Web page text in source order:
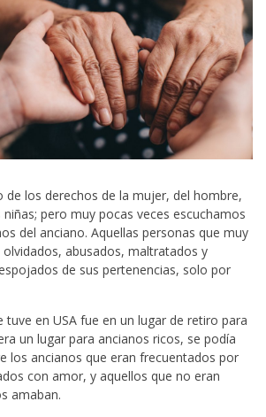
de los derechos de la mujer, del hombre,
pero muy pocas veces escuchamos
del anciano. Aquellas personas que muy
abusados, maltratados y
de sus pertenencias, solo por
tuve en USA fue en un lugar de retiro para
un lugar para ancianos ricos, se podía
los ancianos que eran frecuentados por
con amor, y aquellos que no eran
amaban.